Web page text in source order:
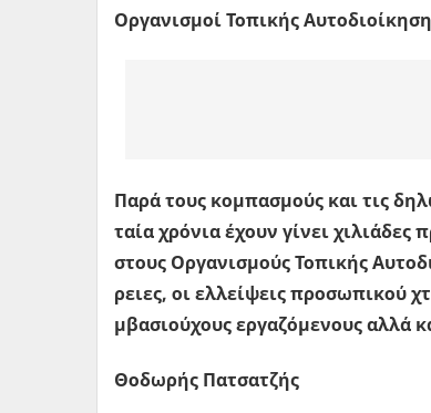
Οργανισµοί Τοπικής
Παρά τους κο­µπα­σµούς και τις
ταία χρό­νια έχουν γίνει χι­λιά­δες
στους Ορ­γα­νι­σµούς Το­πι­κής
ρειες, οι ελ­λεί­ψεις προ­σω­πι­κού
µβα­σιού­χους ερ­γα­ζό­µε­νους αλλά
Θοδωρής Πατσατζής